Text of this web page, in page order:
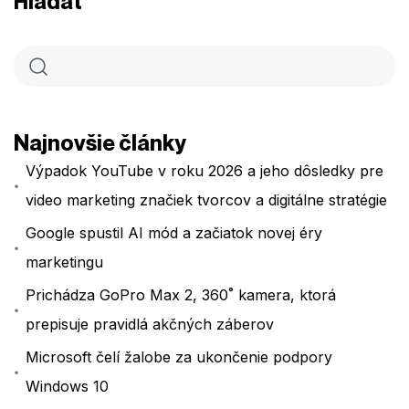
Najnovšie články
Výpadok YouTube v roku 2026 a jeho dôsledky pre
video marketing značiek tvorcov a digitálne stratégie
Google spustil AI mód a začiatok novej éry
marketingu
Prichádza GoPro Max 2, 360˚ kamera, ktorá
prepisuje pravidlá akčných záberov
Microsoft čelí žalobe za ukončenie podpory
Windows 10